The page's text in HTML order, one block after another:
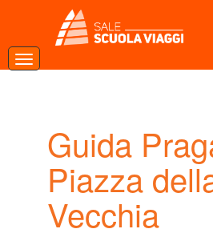
Guida
Piazza
Vecchia